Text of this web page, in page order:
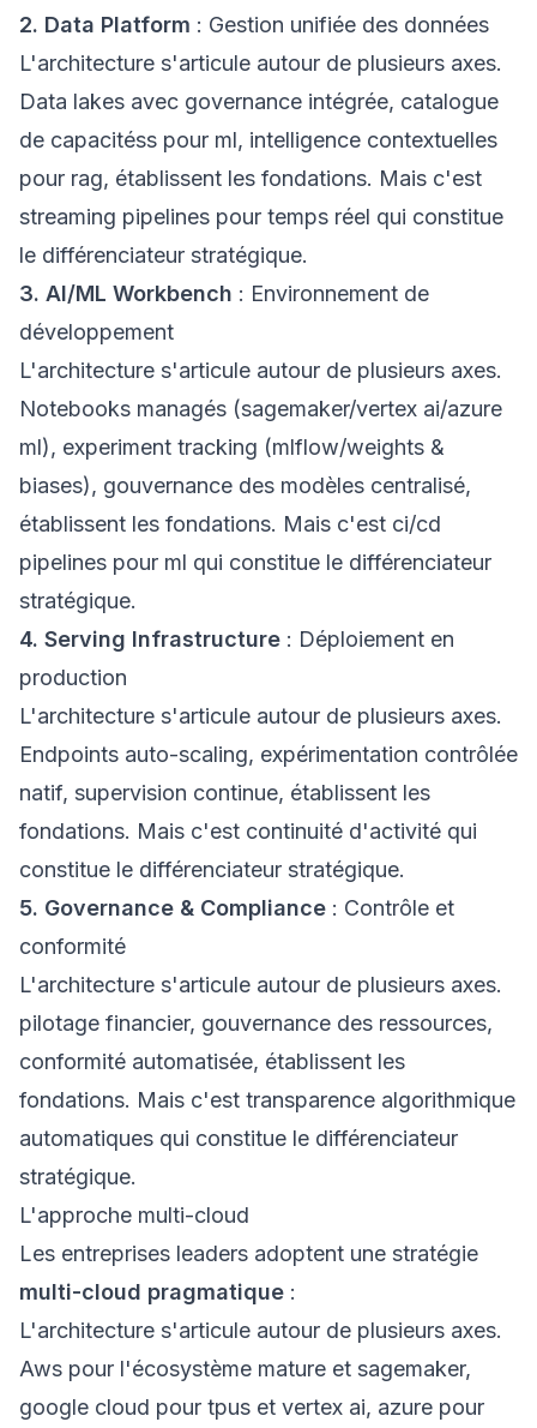
2. Data Platform : Gestion unifiée des données
L'architecture s'articule autour de plusieurs axes.
Data lakes avec governance intégrée, catalogue
de capacitéss pour ml, intelligence contextuelles
pour rag, établissent les fondations. Mais c'est
streaming pipelines pour temps réel qui constitue
le différenciateur stratégique.
3. AI/ML Workbench : Environnement de
développement
L'architecture s'articule autour de plusieurs axes.
Notebooks managés (sagemaker/vertex ai/azure
ml), experiment tracking (mlflow/weights &
biases), gouvernance des modèles centralisé,
établissent les fondations. Mais c'est ci/cd
pipelines pour ml qui constitue le différenciateur
stratégique.
4. Serving Infrastructure : Déploiement en
production
L'architecture s'articule autour de plusieurs axes.
Endpoints auto-scaling, expérimentation contrôlée
natif, supervision continue, établissent les
fondations. Mais c'est continuité d'activité qui
constitue le différenciateur stratégique.
5. Governance & Compliance : Contrôle et
conformité
L'architecture s'articule autour de plusieurs axes.
pilotage financier, gouvernance des ressources,
conformité automatisée, établissent les
fondations. Mais c'est transparence algorithmique
automatiques qui constitue le différenciateur
stratégique.
L'approche multi-cloud
Les entreprises leaders adoptent une stratégie
multi-cloud pragmatique :
L'architecture s'articule autour de plusieurs axes.
Aws pour l'écosystème mature et sagemaker,
google cloud pour tpus et vertex ai, azure pour